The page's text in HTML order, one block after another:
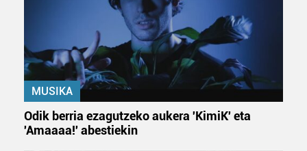
MUSIKA
Odik berria ezagutzeko aukera 'KimiK' eta
'Amaaaa!' abestiekin